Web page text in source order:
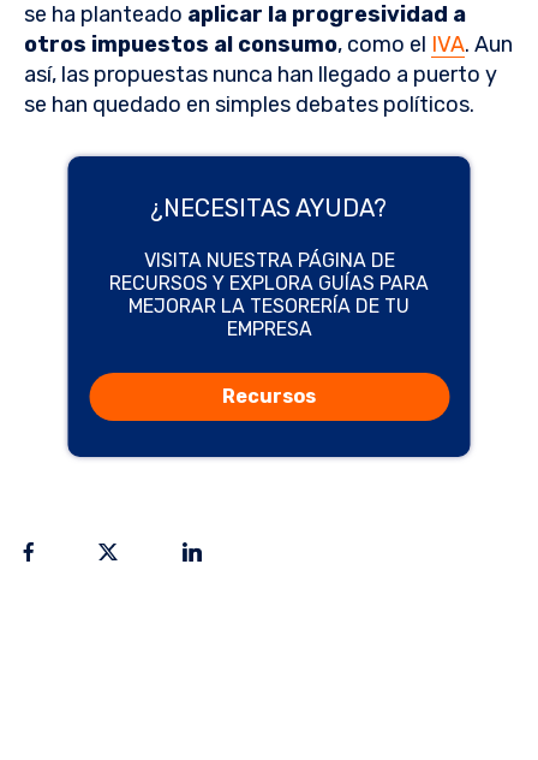
se ha planteado aplicar la progresividad a
otros impuestos al consumo, como el IVA. Aun
así, las propuestas nunca han llegado a puerto y
se han quedado en simples debates políticos.
¿NECESITAS AYUDA?
VISITA NUESTRA PÁGINA DE
RECURSOS Y EXPLORA GUÍAS PARA
MEJORAR LA TESORERÍA DE TU
EMPRESA
Recursos